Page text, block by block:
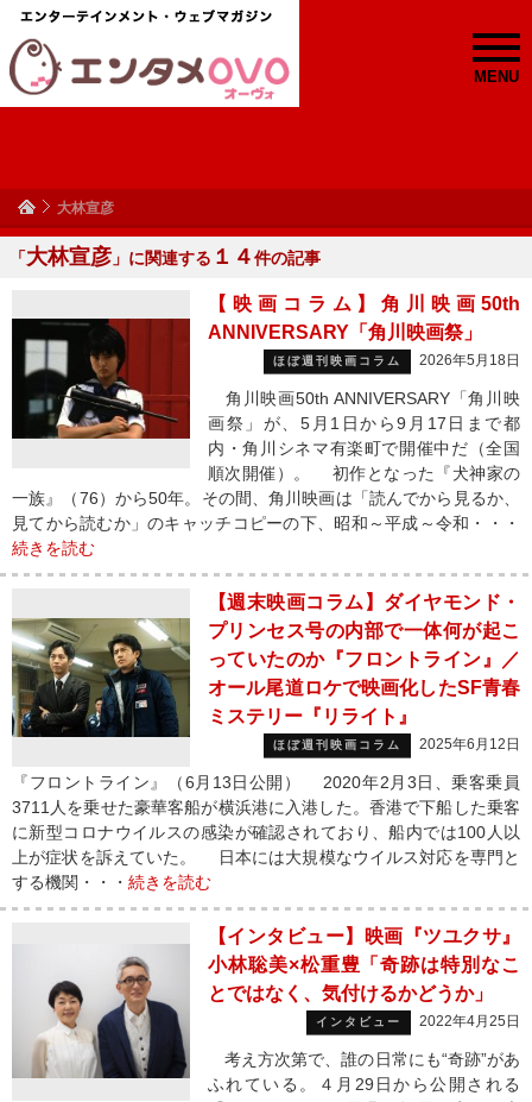
MENU
大林宣彦
「大林宣彦 」に関連する １４件の記事
【映画コラム】角川映画50th
ANNIVERSARY「角川映画祭」
ほぼ週刊映画コラム 2026年5月18日
角川映画50th ANNIVERSARY「角川映
画祭」が、5月1日から9月17日まで都
内・角川シネマ有楽町で開催中だ（全国
順次開催）。 初作となった『犬神家の
一族』（76）から50年。その間、角川映画は「読んでから見るか、
見てから読むか」のキャッチコピーの下、昭和～平成～令和・・・
続きを読む
【週末映画コラム】ダイヤモンド・
プリンセス号の内部で一体何が起こ
っていたのか『フロントライン』／
オール尾道ロケで映画化したSF青春
ミステリー『リライト』
ほぼ週刊映画コラム 2025年6月12日
『フロントライン』（6月13日公開） 2020年2月3日、乗客乗員
3711人を乗せた豪華客船が横浜港に入港した。香港で下船した乗客
に新型コロナウイルスの感染が確認されており、船内では100人以
上が症状を訴えていた。 日本には大規模なウイルス対応を専門と
する機関・・・ 続きを読む
【インタビュー】映画『ツユクサ』
小林聡美×松重豊「奇跡は特別なこ
とではなく、気付けるかどうか」
インタビュー 2022年4月25日
考え方次第で、誰の日常にも“奇跡”があ
ふれている。４月29日から公開される